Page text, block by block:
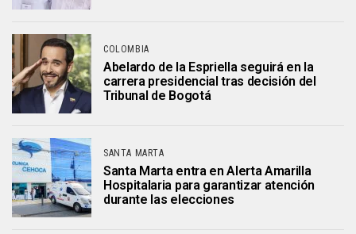
COLOMBIA
Abelardo de la Espriella seguirá en la
carrera presidencial tras decisión del
Tribunal de Bogotá
SANTA MARTA
Santa Marta entra en Alerta Amarilla
Hospitalaria para garantizar atención
durante las elecciones